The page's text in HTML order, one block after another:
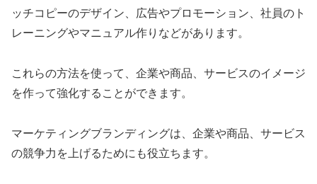
ッチコピーのデザイン、広告やプロモーション、社員のト
レーニングやマニュアル作りなどがあります。
これらの方法を使って、企業や商品、サービスのイメージ
を作って強化することができます。
マーケティングブランディングは、企業や商品、サービス
の競争力を上げるためにも役立ちます。